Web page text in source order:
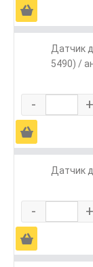
Ä
Датчик
5490) /
- +
Ä
Датчик
- +
Ä